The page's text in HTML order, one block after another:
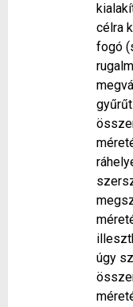
célra
fogó
úgy